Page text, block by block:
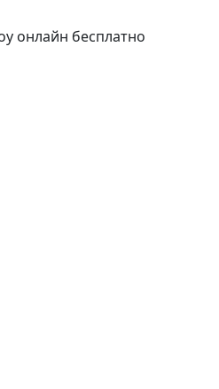
онлайн бесплатно